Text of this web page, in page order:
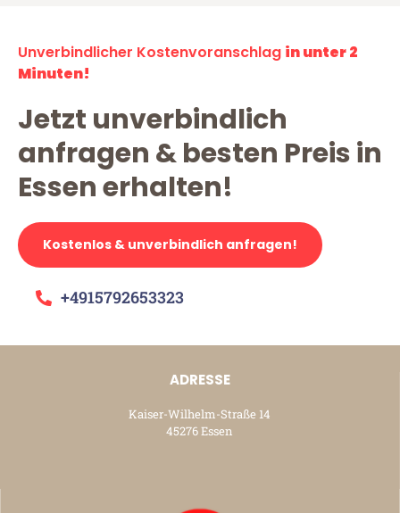
Unverbindlicher Kostenvoranschlag in unter 2
Minuten!
Jetzt unverbindlich
anfragen & besten Preis in
Essen erhalten!
Kostenlos & unverbindlich anfragen!
+4915792653323
ADRESSE
Kaiser-Wilhelm-Straße 14
45276 Essen